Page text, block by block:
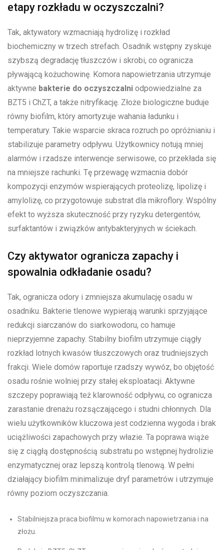
etapy rozkładu w oczyszczalni?
Tak, aktywatory wzmacniają hydrolizę i rozkład
biochemiczny w trzech strefach. Osadnik wstępny zyskuje
szybszą degradację tłuszczów i skrobi, co ogranicza
pływającą kożuchowinę. Komora napowietrzania utrzymuje
aktywne bakterie do oczyszczalni odpowiedzialne za
BZT5 i ChZT, a także nitryfikację. Złoże biologiczne buduje
równy biofilm, który amortyzuje wahania ładunku i
temperatury. Takie wsparcie skraca rozruch po opróżnianiu i
stabilizuje parametry odpływu. Użytkownicy notują mniej
alarmów i rzadsze interwencje serwisowe, co przekłada się
na mniejsze rachunki. Tę przewagę wzmacnia dobór
kompozycji enzymów wspierających proteolizę, lipolizę i
amylolizę, co przygotowuje substrat dla mikroflory. Wspólny
efekt to wyższa skuteczność przy ryzyku detergentów,
surfaktantów i związków antybakteryjnych w ściekach.
Czy aktywator ogranicza zapachy i
spowalnia odkładanie osadu?
Tak, ogranicza odory i zmniejsza akumulację osadu w
osadniku. Bakterie tlenowe wypierają warunki sprzyjające
redukcji siarczanów do siarkowodoru, co hamuje
nieprzyjemne zapachy. Stabilny biofilm utrzymuje ciągły
rozkład lotnych kwasów tłuszczowych oraz trudniejszych
frakcji. Wiele domów raportuje rzadszy wywóz, bo objętość
osadu rośnie wolniej przy stałej eksploatacji. Aktywne
szczepy poprawiają też klarowność odpływu, co ogranicza
zarastanie drenażu rozsączającego i studni chłonnych. Dla
wielu użytkowników kluczowa jest codzienna wygoda i brak
uciążliwości zapachowych przy włazie. Ta poprawa wiąże
się z ciągłą dostępnością substratu po wstępnej hydrolizie
enzymatycznej oraz lepszą kontrolą tlenową. W pełni
działający biofilm minimalizuje dryf parametrów i utrzymuje
równy poziom oczyszczania.
Stabilniejsza praca biofilmu w komorach napowietrzania i na
złożu.